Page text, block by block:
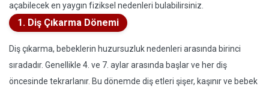
açabilecek en yaygın fiziksel nedenleri bulabilirsiniz.
1. Diş Çıkarma Dönemi
Diş çıkarma, bebeklerin huzursuzluk nedenleri arasında birinci
sıradadır. Genellikle 4. ve 7. aylar arasında başlar ve her diş
öncesinde tekrarlanır. Bu dönemde diş etleri şişer, kaşınır ve bebek